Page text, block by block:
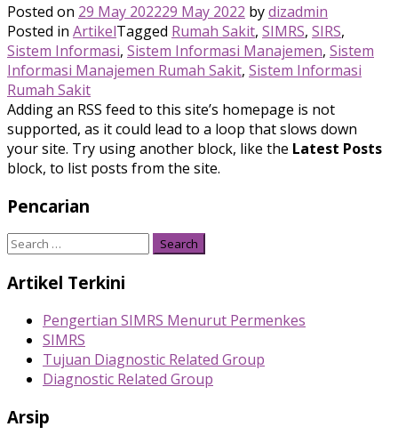
Posted on 29 May 202229 May 2022 bydizadmin
Posted in ArtikelTagged Rumah Sakit, SIMRS, SIRS,
Sistem Informasi, Sistem Informasi Manajemen, Sistem
Informasi Manajemen Rumah Sakit, Sistem Informasi
Rumah Sakit
Adding an RSS feed to this site’s homepage is not
supported, as it could lead to a loop that slows down
your site. Try using another block, like the Latest Posts
block, to list posts from the site.
Pencarian
Search
Artikel Terkini
Pengertian SIMRS Menurut Permenkes
SIMRS
Tujuan Diagnostic Related Group
Diagnostic Related Group
Arsip